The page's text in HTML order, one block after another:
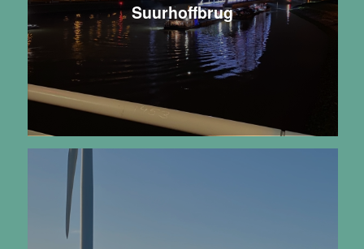
Suurhoffbrug